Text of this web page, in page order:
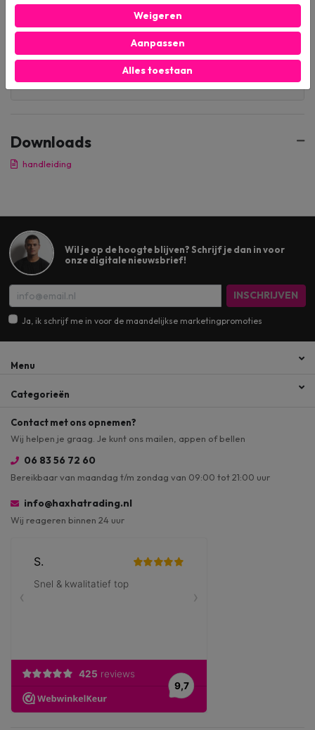
55 - 20.000 Hz
Downloads
handleiding
Wil je op de hoogte blijven? Schrijf je dan in voor
onze digitale nieuwsbrief!
INSCHRIJVEN
Ja, ik schrijf me in voor de maandelijkse marketingpromoties
Menu
Categorieën
Contact met ons opnemen?
Wij helpen je graag. Je kunt ons mailen, appen of bellen
06 83 56 72 60
Bereikbaar van maandag t/m zondag van 09:00 tot 21:00 uur
info@haxhatrading.nl
Wij reageren binnen 24 uur
Weigeren
Aanpassen
Alles toestaan